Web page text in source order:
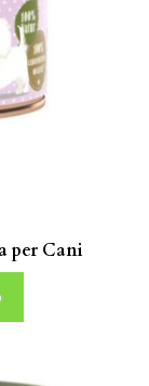
per Cani